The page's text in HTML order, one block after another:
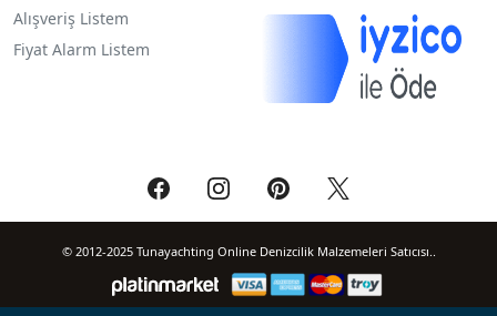
Alışveriş Listem
Fiyat Alarm Listem
© 2012-2025 Tunayachting Online Denizcilik Malzemeleri Satıcısı..